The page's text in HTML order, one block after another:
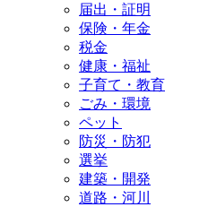
届出・証明
保険・年金
税金
健康・福祉
子育て・教育
ごみ・環境
ペット
防災・防犯
選挙
建築・開発
道路・河川